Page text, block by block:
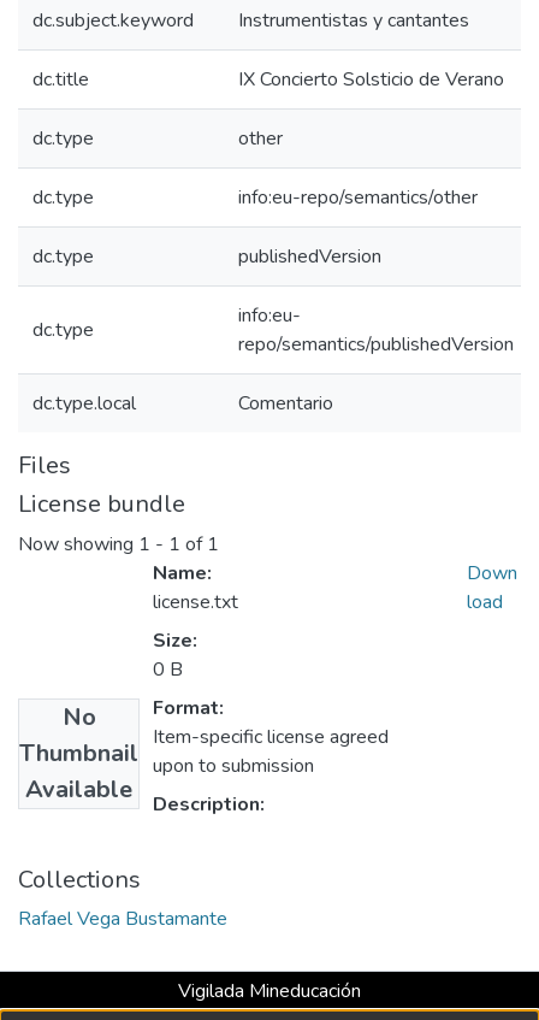
dc.subject.keyword Instrumentistas y cantantes
dc.title IX Concierto Solsticio de Verano
dc.type other
dc.type info:eu-repo/semantics/other
dc.type publishedVersion
dc.type
info:eu-
repo/semantics/publishedVersion
dc.type.local Comentario
Files
License bundle
Now showing 1 - 1 of 1
No
Thumbnail
Available
Name:
license.txt
Size:
0 B
Format:
Item-specific license agreed
upon to submission
Description:
Down
load
Collections
Rafael Vega Bustamante
Vigilada Mineducación